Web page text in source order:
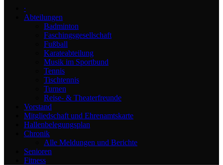
∙
Abteilungen
Badminton
Faschingsgesellschaft
Fußball
Karateabteilung
Musik im Sportbund
Tennis
Tischtennis
Turnen
Reise- & Theaterfreunde
Vorstand
Mitgliedschaft und Ehrenamtskarte
Hallenbelegungsplan
Chronik
Alle Meldungen und Berichte
Senioren
Fitness